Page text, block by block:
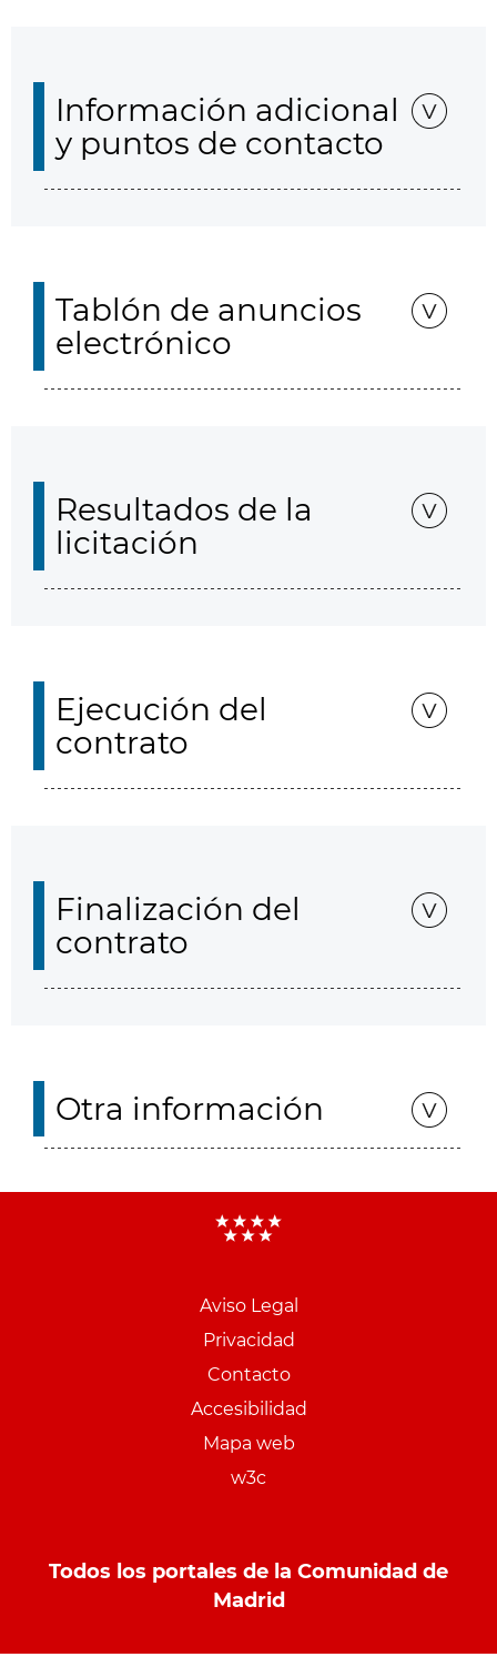
Información adicional
y puntos de contacto
Tablón de anuncios
electrónico
Resultados de la
licitación
Ejecución del
contrato
Finalización del
contrato
Otra información
Aviso Legal
Privacidad
Contacto
Accesibilidad
Mapa web
w3c
Todos los portales de la Comunidad de
Madrid